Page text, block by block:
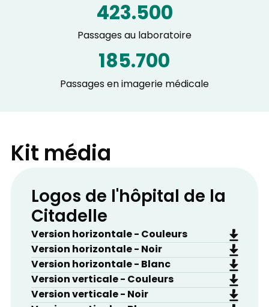
423.500
Passages au laboratoire
185.700
Passages en imagerie médicale
Kit média
Logos de l'hôpital de la
Citadelle
Version horizontale - Couleurs
Version horizontale - Noir
Version horizontale - Blanc
Version verticale - Couleurs
Version verticale - Noir